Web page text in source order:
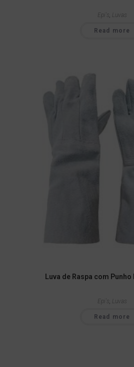
Epi's , Luvas
Read more
Luva de Raspa com
Epi's , Luvas
Read more